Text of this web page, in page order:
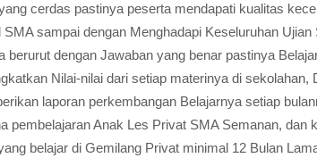
cerdas pastinya peserta mendapati kualitas
SMA sampai dengan Menghadapi Keseluruhan
berurut dengan Jawaban yang benar pastinya
Nilai-nilai dari setiap materinya di
laporan perkembangan Belajarnya setiap
pembelajaran Anak Les Privat SMA Semanan,
belajar di Gemilang Privat minimal 12 Bulan